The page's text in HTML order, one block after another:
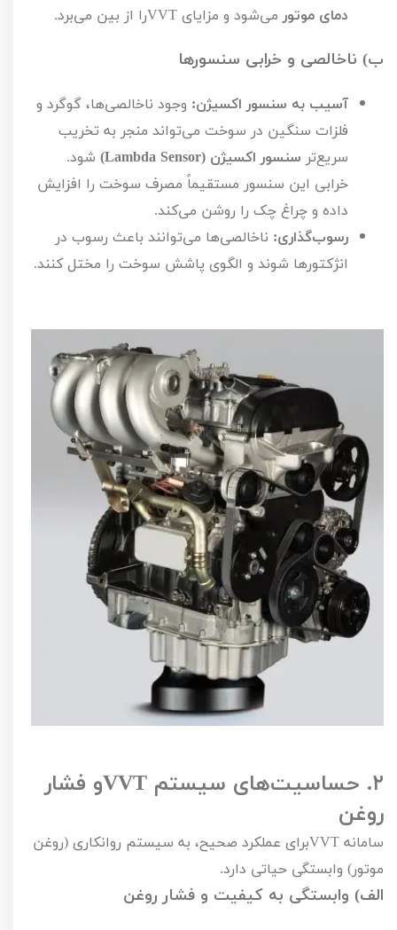
دمای موتور می‌شود و مزایای VVTرا از بین می‌برد.
ب) ناخالصی و خرابی سنسورها
آسیب به سنسور اکسیژن: وجود ناخالصی‌ها، گوگرد و
فلزات سنگین در سوخت می‌تواند منجر به تخریب
سریع‌تر سنسور اکسیژن (Lambda Sensor
) شود.
خرابی این سنسور مستقیماً مصرف سوخت را افزایش
داده و چراغ چک را روشن می‌کند.
رسوب‌گذاری: ناخالصی‌ها می‌توانند باعث رسوب در
انژکتورها شوند و الگوی پاشش سوخت را مختل کنند.
۲. حساسیت‌های سیستم VVTو فشار
روغن
سامانه VVTبرای عملکرد صحیح، به سیستم روانکاری (روغن
موتور) وابستگی حیاتی دارد.
الف) وابستگی به کیفیت و فشار روغن